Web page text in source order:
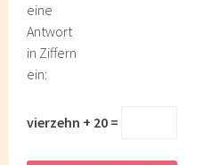
eine
Antwort
in Ziffern
ein:
vierzehn + 20 =